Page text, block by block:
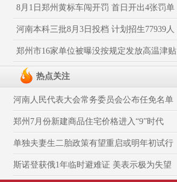
8月1日郑州黄标车闯开罚 首日开出4张罚单
河南本科三批8月3日投档 计划招生77939人
郑州市16家单位被曝没按规定发放高温津贴
热点关注
河南人民代表大会常务委员会公布任免名单
郑州7月份新建商品住宅价格进入“9”时代
单独夫妻生二胎政策有望重启或明年初试行
斯诺登获俄1年临时避难证 美表示极为失望